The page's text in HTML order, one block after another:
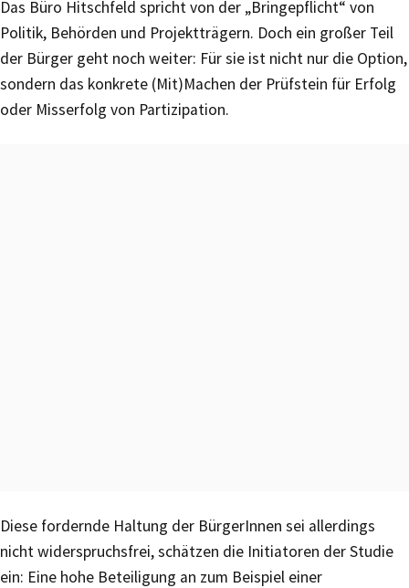
Das Büro Hitschfeld spricht von der „Bringepflicht“ von
Politik, Behörden und Projektträgern. Doch ein großer Teil
der Bürger geht noch weiter: Für sie ist nicht nur die Option,
sondern das konkrete (Mit)Machen der Prüfstein für Erfolg
oder Misserfolg von Partizipation.
Diese fordernde Haltung der BürgerInnen sei allerdings
nicht widerspruchsfrei, schätzen die Initiatoren der Studie
ein: Eine hohe Beteiligung an zum Beispiel einer